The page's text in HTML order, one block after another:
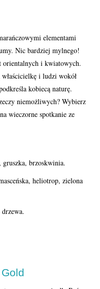
elementami
Nic bardziej mylnego!
orientalnych i kwiatowych.
i ludzi wokół
kobiecą naturę.
niemożliwych? Wybierz
wieczorne spotkanie ze
gruszka, brzoskwinia.
heliotrop, zielona